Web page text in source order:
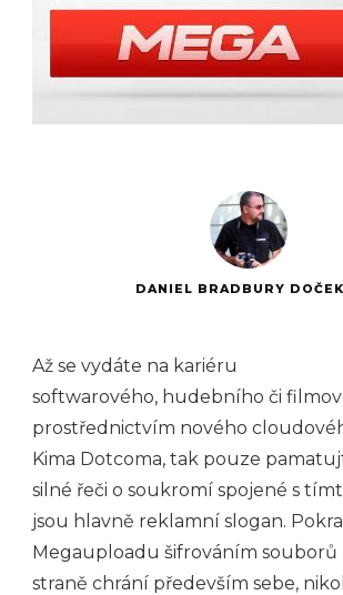
DANIEL BRADBURY
Až se vydáte na kariéru
softwarového, hudebního či
prostřednictvím nového
Kima Dotcoma, tak pouze
silné řeči o soukromí spojené s
jsou hlavně reklamní slogan.
Megauploadu šifrováním souborů
straně chrání především sebe,